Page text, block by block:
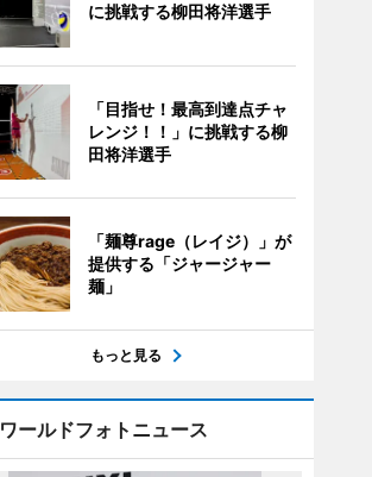
に挑戦する柳田将洋選手
「目指せ！最高到達点チャ
レンジ！！」に挑戦する柳
田将洋選手
「麺尊rage（レイジ）」が
提供する「ジャージャー
麺」
もっと見る
ワールドフォトニュース